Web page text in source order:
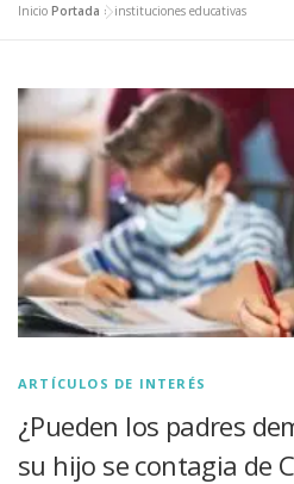
Inicio Portada »instituciones educativas
ARTÍCULOS DE INTERÉS
¿Pueden los padres
su hijo se contagia de